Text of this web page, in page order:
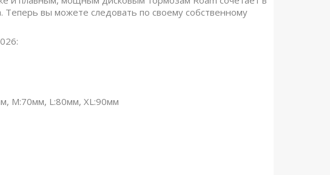
Теперь вы можете следовать по своему собственному
M:70мм, L:80мм, XL:90мм